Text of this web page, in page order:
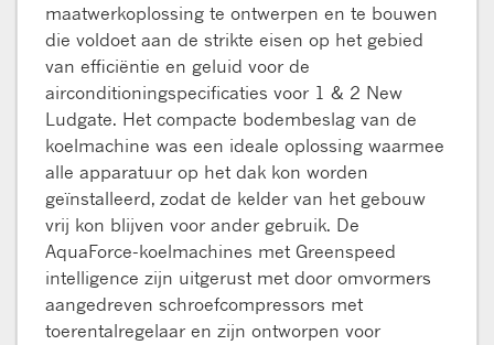
maatwerkoplossing te ontwerpen en te bouwen
die voldoet aan de strikte eisen op het gebied
van efficiëntie en geluid voor de
airconditioningspecificaties voor 1 & 2 New
Ludgate. Het compacte bodembeslag van de
koelmachine was een ideale oplossing waarmee
alle apparatuur op het dak kon worden
geïnstalleerd, zodat de kelder van het gebouw
vrij kon blijven voor ander gebruik. De
AquaForce-koelmachines met Greenspeed
intelligence zijn uitgerust met door omvormers
aangedreven schroefcompressors met
toerentalregelaar en zijn ontworpen voor